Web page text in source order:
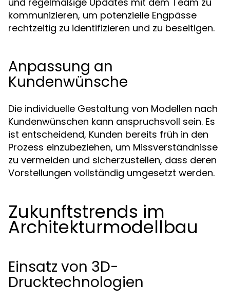
kommunizieren, um potenzielle Engpässe
rechtzeitig zu identifizieren und zu beseitigen.
Anpassung an
Kundenwünsche
Die individuelle Gestaltung von Modellen nach
Kundenwünschen kann anspruchsvoll sein. Es
ist entscheidend, Kunden bereits früh in den
Prozess einzubeziehen, um Missverständnisse
zu vermeiden und sicherzustellen, dass deren
Vorstellungen vollständig umgesetzt werden.
Zukunftstrends im
Architekturmodellbau
Einsatz von 3D-
Drucktechnologien